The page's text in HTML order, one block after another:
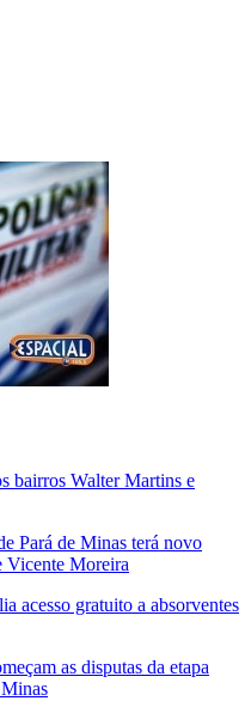
bairros Walter Martins e
Pará de Minas terá novo
Vicente Moreira
acesso gratuito a absorventes
as disputas da etapa